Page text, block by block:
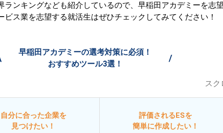
ランキングなども紹介しているので、早稲田アカデミーを志
ビス業を志望する就活生はぜひチェックしてみてください！
早稲田アカデミーの選考対策に必須！
おすすめツール3選！
/
ス
自分に合った企業を
見つけたい！
評価されるESを
簡単に作成したい！